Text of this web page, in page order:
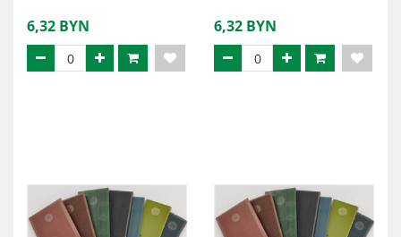
6,32 BYN
6,32 BYN